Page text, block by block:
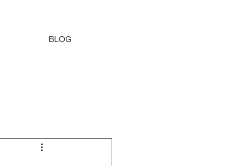
BLOG